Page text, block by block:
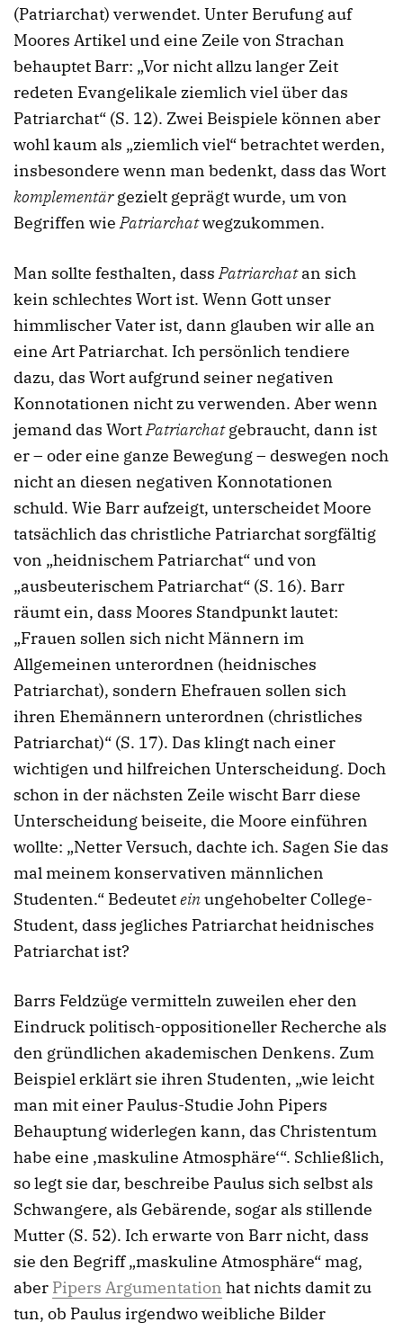
(Patriarchat) verwendet. Unter Berufung auf
Moores Artikel und eine Zeile von Strachan
behauptet Barr: „Vor nicht allzu langer Zeit
redeten Evangelikale ziemlich viel über das
Patriarchat“ (S. 12). Zwei Beispiele können aber
wohl kaum als „ziemlich viel“ betrachtet werden,
insbesondere wenn man bedenkt, dass das Wort
komplementärgezielt geprägt wurde, um von
Begriffen wiePatriarchatwegzukommen.
Man sollte festhalten, dassPatriarchatan sich
kein schlechtes Wort ist. Wenn Gott unser
himmlischer Vater ist, dann glauben wir alle an
eine Art Patriarchat. Ich persönlich tendiere
dazu, das Wort aufgrund seiner negativen
Konnotationen nicht zu verwenden. Aber wenn
jemand das WortPatriarchatgebraucht, dann ist
er – oder eine ganze Bewegung – deswegen noch
nicht an diesen negativen Konnotationen
schuld. Wie Barr aufzeigt, unterscheidet Moore
tatsächlich das christliche Patriarchat sorgfältig
von „heidnischem Patriarchat“ und von
„ausbeuterischem Patriarchat“ (S. 16). Barr
räumt ein, dass Moores Standpunkt lautet:
„Frauen sollen sich nicht Männern im
Allgemeinen unterordnen (heidnisches
Patriarchat), sondern Ehefrauen sollen sich
ihren Ehemännern unterordnen (christliches
Patriarchat)“ (S. 17). Das klingt nach einer
wichtigen und hilfreichen Unterscheidung. Doch
schon in der nächsten Zeile wischt Barr diese
Unterscheidung beiseite, die Moore einführen
wollte: „Netter Versuch, dachte ich. Sagen Sie das
mal meinem konservativen männlichen
Studenten.“ Bedeuteteinungehobelter College-
Student, dass jegliches Patriarchat heidnisches
Patriarchat ist?
Barrs Feldzüge vermitteln zuweilen eher den
Eindruck politisch-oppositioneller Recherche als
den gründlichen akademischen Denkens. Zum
Beispiel erklärt sie ihren Studenten, „wie leicht
man mit einer Paulus-Studie John Pipers
Behauptung widerlegen kann, das Christentum
habe eine ‚maskuline Atmosphäre‘“. Schließlich,
so legt sie dar, beschreibe Paulus sich selbst als
Schwangere, als Gebärende, sogar als stillende
Mutter (S. 52). Ich erwarte von Barr nicht, dass
sie den Begriff „maskuline Atmosphäre“ mag,
aber Pipers Argumentation hat nichts damit zu
tun, ob Paulus irgendwo weibliche Bilder